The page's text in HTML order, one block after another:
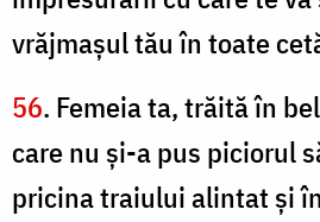
vrăjmaşul tău în toate
56. Femeia ta, trăită în
care nu şi-a pus piciorul
pricina traiului alintat şi